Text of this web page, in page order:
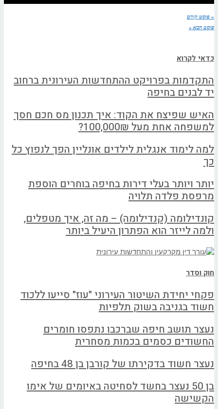
« פוסט קודם
פוסט הבא »
כדאי לקרוא
התקדמות בפרויקט ההתחדשות העירונית ברחוב
יד לבנים בחיפה
האיש שפיצח את הקוד: איך תכנון מס חכם חסך
למשפחה אחת מעל 100,000₪?
למה לימוד אנגלית לילדים אונליין הפך לנפוץ כל
כך
יותר ויותר בעלי דירות בחיפה בוחרים הוספת
מרפסת פלדה תלויה
קונדילומה (קנדילומה) – מה זה, איך מטפלים,
ולמה לייזר הוא הפתרון היעיל ביותר
חוק וסדר
פקחי יחידת השיטור העירוני "עוז" סייעו ללכוד
חשוד בגניבה בשוק תלפיות
נעצר תושב חיפה שברכבו נתפסו חומרים
החשודים כסמים בכמות מסחרית
נעצר חשוד בדקירתו של קורבן בן 48 בחיפה
בן 50 נעצר בחשד לסחיטה באיומים של אימו
הקשישה